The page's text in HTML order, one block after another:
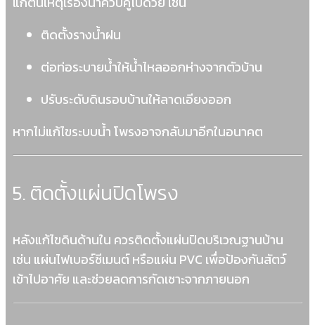
ติดตั้งรางน้ำฝน
ต่อท่อระบายน้ำให้น้ำไหลออกห่างจากตัวบ้าน
ปรับระดับดินรอบบ้านให้ลาดเอียงออก
หากไม่แก้ไขระบบน้ำ โพรงอาจกลับมาอีกในอนาคต
5. ติดตั้งแผ่นปิดโพรง
หลังแก้ไขดินด้านใน ควรติดตั้งแผ่นปิดบริเวณฐานบ้าน
เช่น แผ่นไฟเบอร์ซีเมนต์ หรือแผ่น PVC เพื่อป้องกันสัตว์
เข้าไปอาศัย และช่วยลดการกัดเซาะจากภายนอก